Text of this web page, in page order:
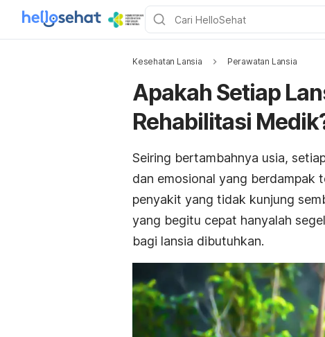
Kesehatan Lansia Perawatan Lansia
Apakah Setiap
Rehabilitasi
Seiring bertambahnya usia,
dan emosional yang berdampak
penyakit yang tidak kunjung
yang begitu cepat hanyalah
bagi lansia dibutuhkan.